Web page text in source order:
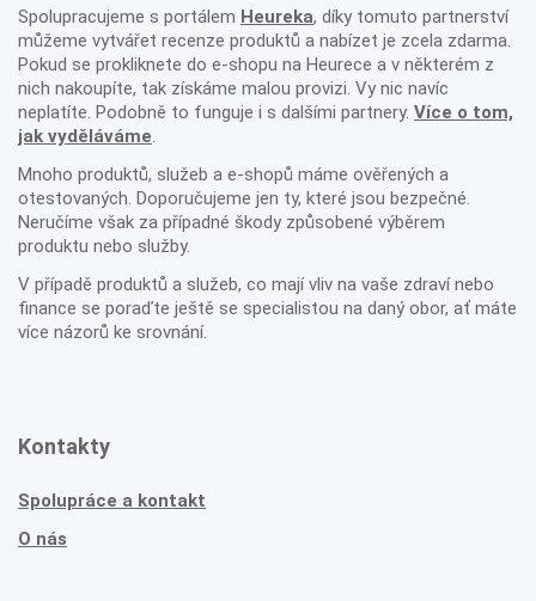
Spolupracujeme s portálem Heureka, díky tomuto partnerství
můžeme vytvářet recenze produktů a nabízet je zcela zdarma.
Pokud se prokliknete do e-shopu na Heurece a v některém z
nich nakoupíte, tak získáme malou provizi. Vy nic navíc
neplatíte. Podobně to funguje i s dalšími partnery. Více o tom,
jak vyděláváme.
Mnoho produktů, služeb a e-shopů máme ověřených a
otestovaných. Doporučujeme jen ty, které jsou bezpečné.
Neručíme však za případné škody způsobené výběrem
produktu nebo služby.
V případě produktů a služeb, co mají vliv na vaše zdraví nebo
finance se poraďte ještě se specialistou na daný obor, ať máte
více názorů ke srovnání.
Kontakty
Spolupráce a kontakt
O nás